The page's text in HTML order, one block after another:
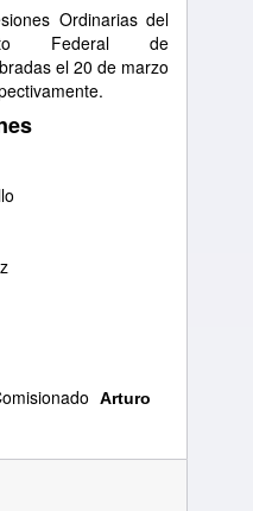
Ordinarias del
Federal de
el 20 de marzo
Arturo